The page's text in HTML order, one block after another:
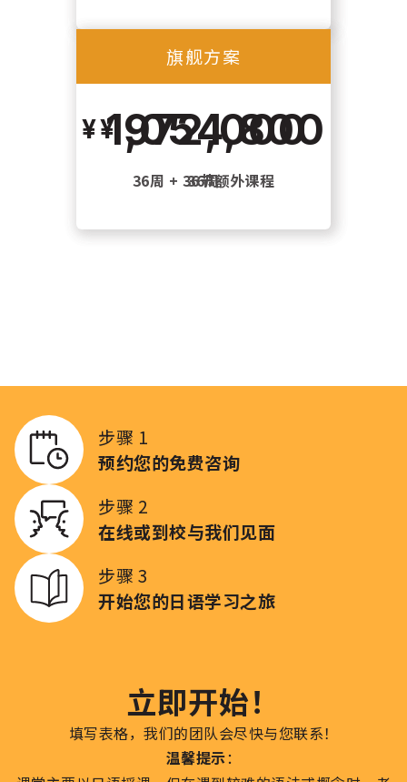
旗舰方案
972,000
36周
旗舰方案
1,054,800
36周 + 36节额外课程
步骤 1
预约您的免费咨询
步骤 2
在线或到校与我们见面
步骤 3
开始您的日语学习之旅
立即开始！
填写表格，我们的团队会尽快与您联系！
温馨提示：